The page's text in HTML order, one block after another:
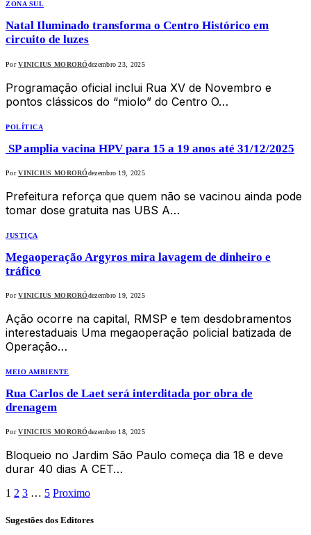
ZONA SUL
Natal Iluminado transforma o Centro Histórico em
circuito de luzes
Por VINICIUS MORORÓdezembro 23, 2025
Programação oficial inclui Rua XV de Novembro e
pontos clássicos do “miolo” do Centro O…
POLÍTICA
SP amplia vacina HPV para 15 a 19 anos até 31/12/2025
Por VINICIUS MORORÓdezembro 19, 2025
Prefeitura reforça que quem não se vacinou ainda pode
tomar dose gratuita nas UBS A…
JUSTIÇA
Megaoperação Argyros mira lavagem de dinheiro e
tráfico
Por VINICIUS MORORÓdezembro 19, 2025
Ação ocorre na capital, RMSP e tem desdobramentos
interestaduais Uma megaoperação policial batizada de
Operação…
MEIO AMBIENTE
Rua Carlos de Laet será interditada por obra de
drenagem
Por VINICIUS MORORÓdezembro 18, 2025
Bloqueio no Jardim São Paulo começa dia 18 e deve
durar 40 dias A CET…
1 2 3 … 5 Proximo
Sugestões dos Editores